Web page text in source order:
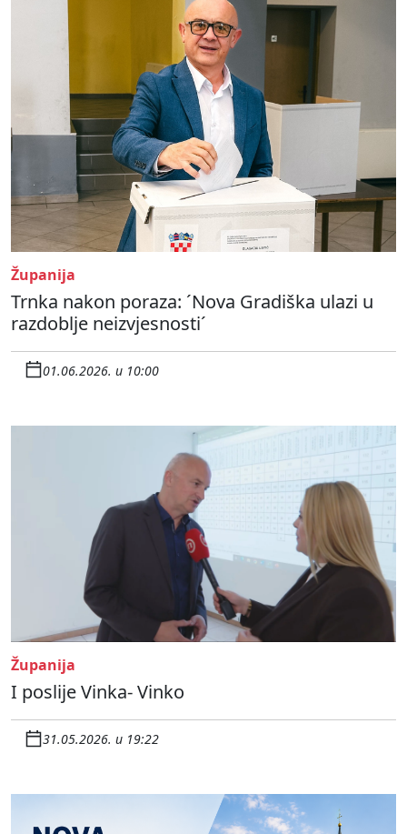
Županija
Trnka nakon poraza: ´Nova Gradiška ulazi u
razdoblje neizvjesnosti´
01.06.2026. u 10:00
Županija
I poslije Vinka- Vinko
31.05.2026. u 19:22